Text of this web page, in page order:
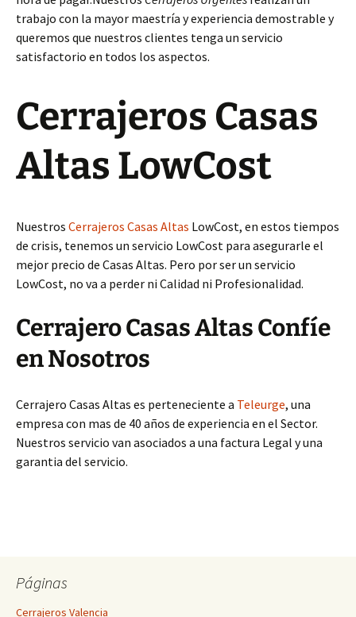
trabajo con la mayor maestría y experiencia demostrable y
queremos que nuestros clientes tenga un servicio
satisfactorio en todos los aspectos.
Cerrajeros Casas
Altas LowCost
Nuestros Cerrajeros Casas Altas LowCost, en estos tiempos
de crisis, tenemos un servicio LowCost para asegurarle el
mejor precio de Casas Altas. Pero por ser un servicio
LowCost, no va a perder ni Calidad ni Profesionalidad.
Cerrajero Casas Altas Confíe
en Nosotros
Cerrajero Casas Altas es perteneciente a Teleurge, una
empresa con mas de 40 años de experiencia en el Sector.
Nuestros servicio van asociados a una factura Legal y una
garantia del servicio.
Páginas
Cerrajeros Valencia